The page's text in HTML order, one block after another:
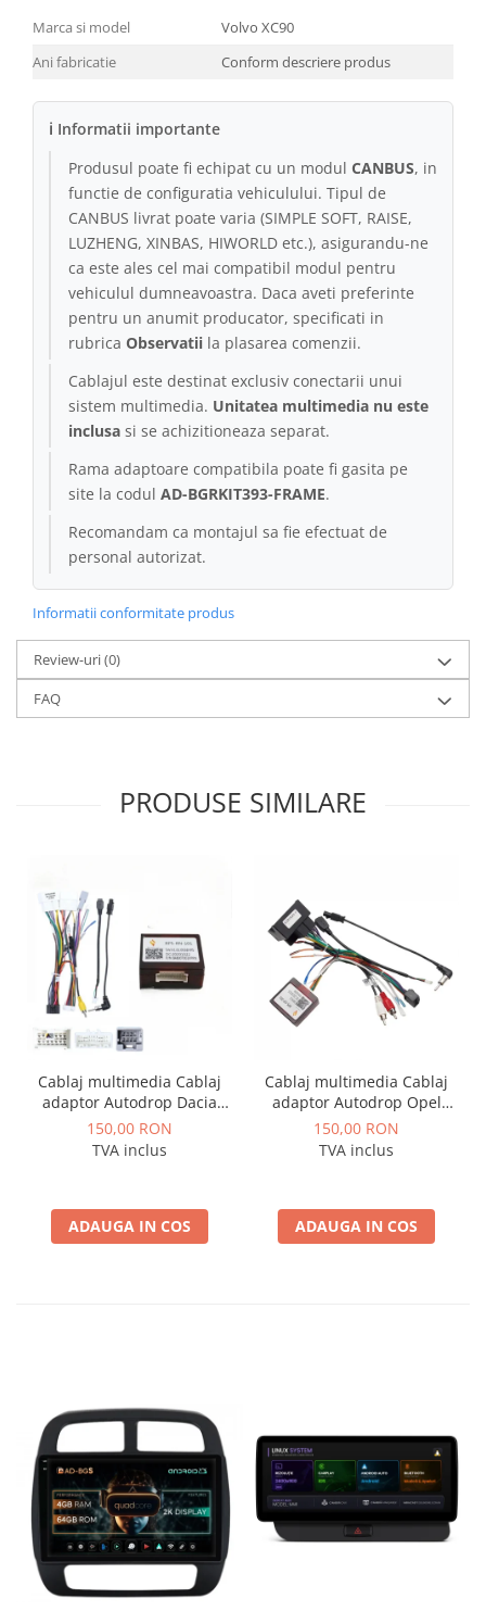
Marca si model
Volvo XC90
Ani fabricatie
Conform descriere produs
ℹ Informatii importante
Produsul poate fi echipat cu un modul CANBUS, in
functie de configuratia vehiculului. Tipul de
CANBUS livrat poate varia (SIMPLE SOFT, RAISE,
LUZHENG, XINBAS, HIWORLD etc.), asigurandu-ne
ca este ales cel mai compatibil modul pentru
vehiculul dumneavoastra. Daca aveti preferinte
pentru un anumit producator, specificati in
rubrica Observatii la plasarea comenzii.
Cablajul este destinat exclusiv conectarii unui
sistem multimedia. Unitatea multimedia nu este
inclusa si se achizitioneaza separat.
Rama adaptoare compatibila poate fi gasita pe
site la codul AD-BGRKIT393-FRAME.
Recomandam ca montajul sa fie efectuat de
personal autorizat.
Informatii conformitate produs
Review-uri(0)
FAQ
PRODUSE SIMILARE
Cablaj multimedia Cablaj
adaptor Autodrop Dacia
Logan / Sandero pentru
Navigatii multimedia
150,00 RON
TVA inclus
ADAUGA IN COS
Cablaj multimedia Cablaj
adaptor Autodrop Opel
pentru Navigatii
multimedia Android
150,00 RON
TVA inclus
ADAUGA IN COS